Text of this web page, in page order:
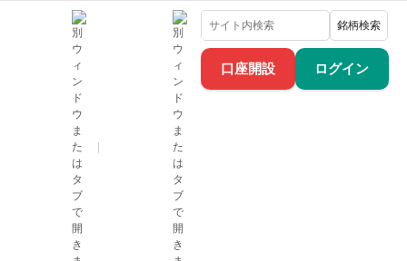
口座開設 ログイン
銘柄検索